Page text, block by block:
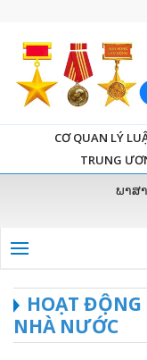
CƠ QUAN LÝ
TRUNG
ພາສ
HOẠT
NHÀ NƯỚC